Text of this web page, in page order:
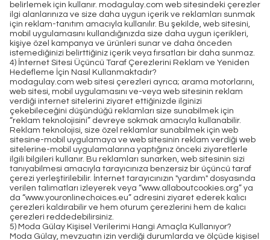
belirlemek için kullanır. modagulay.com web sitesindeki çerezler
ilgi alanlarınıza ve size daha uygun içerik ve reklamları sunmak
için reklam-tanıtım amacıyla kullanılır. Bu şekilde, web sitesini,
mobil uygulamasını kullandığınızda size daha uygun içerikleri,
kişiye özel kampanya ve ürünleri sunar ve daha önceden
istemediğinizi belirttiğiniz içerik veya fırsatları bir daha sunmaz.
4) İnternet Sitesi Üçüncü Taraf Çerezlerini Reklam ve Yeniden
Hedefleme İçin Nasıl Kullanmaktadır?
modagulay.com web sitesi çerezleri ayrıca; arama motorlarını,
web sitesi, mobil uygulamasını ve-veya web sitesinin reklam
verdiği internet sitelerini ziyaret ettiğinizde ilginizi
çekebileceğini düşündüğü reklamları size sunabilmek için
“reklam teknolojisini” devreye sokmak amacıyla kullanabilir.
Reklam teknolojisi, size özel reklamlar sunabilmek için web
sitesine-mobil uygulamaya ve web sitesinin reklam verdiği web
sitelerine-mobil uygulamalarına yaptığınız önceki ziyaretlerle
ilgili bilgileri kullanır. Bu reklamları sunarken, web sitesinin sizi
tanıyabilmesi amacıyla tarayıcınıza benzersiz bir üçüncü taraf
çerezi yerleştirilebilir. İnternet tarayıcınızın "yardım" dosyasında
verilen talimatları izleyerek veya “www.allaboutcookies.org” ya
da “www.youronlinechoices.eu” adresini ziyaret ederek kalıcı
çerezleri kaldırabilir ve hem oturum çerezlerini hem de kalıcı
çerezleri reddedebilirsiniz.
5) Moda Gülay Kişisel Verilerimi Hangi Amaçla Kullanıyor?
Moda Gülay, mevzuatın izin verdiği durumlarda ve ölçüde kişisel